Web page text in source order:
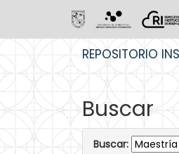
REPOSITORIO
Buscar
Buscar: